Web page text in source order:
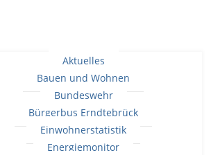
Aktuelles
Bauen und Wohnen
Bundeswehr
Bürgerbus Erndtebrück
Einwohnerstatistik
Energiemonitor